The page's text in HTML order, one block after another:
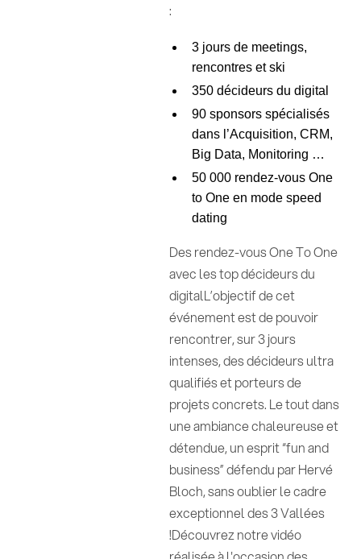
:
3 jours de meetings,
rencontres et ski
350 décideurs du digital
90 sponsors spécialisés
dans l’Acquisition, CRM,
Big Data, Monitoring …
50 000 rendez-vous One
to One en mode speed
dating
Des rendez-vous One To One
avec les top décideurs du
digitalL’objectif de cet
événement est de pouvoir
rencontrer, sur 3 jours
intenses, des décideurs ultra
qualifiés et porteurs de
projets concrets. Le tout dans
une ambiance chaleureuse et
détendue, un esprit “fun and
business” défendu par Hervé
Bloch, sans oublier le cadre
exceptionnel des 3 Vallées
!Découvrez notre vidéo